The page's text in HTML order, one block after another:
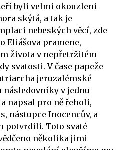
byli velmi okouzleni
skýtá, a tak je
nebeských věcí, zde
Eliášova pramene,
života v nepřetržitém
svatosti. V čase papeže
jeruzalémské
v jednu
napsal pro ně řeholi,
nástupce Inocencův, a
potvrdili. Toto svaté
několika jimi